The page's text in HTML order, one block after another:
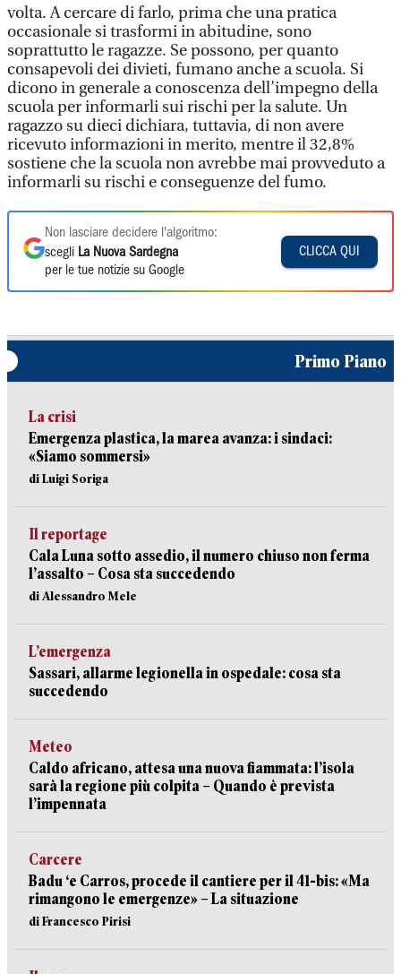
volta. A cercare di farlo, prima che una pratica
occasionale si trasformi in abitudine, sono
soprattutto le ragazze. Se possono, per quanto
consapevoli dei divieti, fumano anche a scuola. Si
dicono in generale a conoscenza dell’impegno della
scuola per informarli sui rischi per la salute. Un
ragazzo su dieci dichiara, tuttavia, di non avere
ricevuto informazioni in merito, mentre il 32,8%
sostiene che la scuola non avrebbe mai provveduto a
informarli su rischi e conseguenze del fumo.
Non lasciare decidere l'algoritmo:
scegli La Nuova Sardegna
per le tue notizie su Google
CLICCA QUI
Primo Piano
La crisi
Emergenza plastica, la marea avanza: i sindaci:
«Siamo sommersi»
di Luigi Soriga
Il reportage
Cala Luna sotto assedio, il numero chiuso non ferma
l’assalto – Cosa sta succedendo
di Alessandro Mele
L’emergenza
Sassari, allarme legionella in ospedale: cosa sta
succedendo
Meteo
Caldo africano, attesa una nuova fiammata: l’isola
sarà la regione più colpita – Quando è prevista
l’impennata
Carcere
Badu ‘e Carros, procede il cantiere per il 41-bis: «Ma
rimangono le emergenze» – La situazione
di Francesco Pirisi